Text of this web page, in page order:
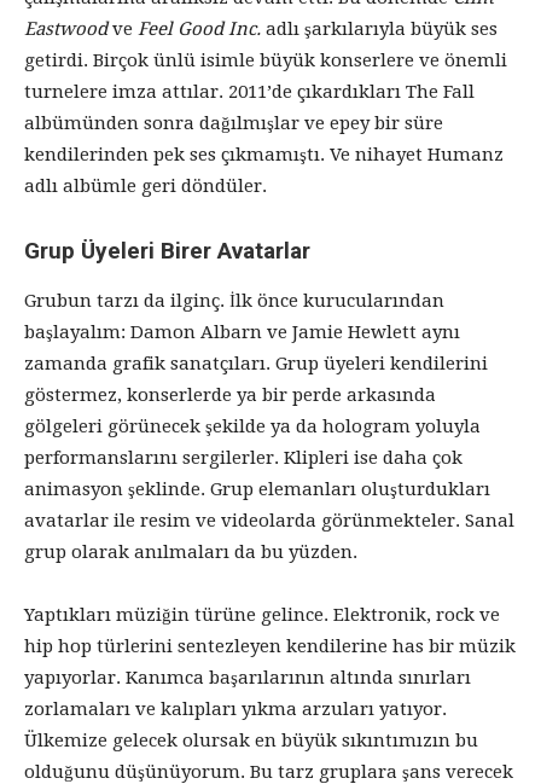
Eastwoodve Feel Good Inc. adlı şarkılarıyla büyük ses
getirdi. Birçok ünlü isimle büyük konserlere ve önemli
turnelere imza attılar. 2011’de çıkardıkları The Fall
albümünden sonra dağılmışlar ve epey bir süre
kendilerinden pek ses çıkmamıştı. Ve nihayet Humanz
adlı albümle geri döndüler.
Grup Üyeleri Birer Avatarlar
Grubun tarzı da ilginç. İlk önce kurucularından
başlayalım: Damon Albarn ve Jamie Hewlett aynı
zamanda grafik sanatçıları. Grup üyeleri kendilerini
göstermez, konserlerde ya bir perde arkasında
gölgeleri görünecek şekilde ya da hologram yoluyla
performanslarını sergilerler. Klipleri ise daha çok
animasyon şeklinde. Grup elemanları oluşturdukları
avatarlar ile resim ve videolarda görünmekteler. Sanal
grup olarak anılmaları da bu yüzden.
Yaptıkları müziğin türüne gelince. Elektronik, rock ve
hip hop türlerini sentezleyen kendilerine has bir müzik
yapıyorlar. Kanımca başarılarının altında sınırları
zorlamaları ve kalıpları yıkma arzuları yatıyor.
Ülkemize gelecek olursak en büyük sıkıntımızın bu
olduğunu düşünüyorum. Bu tarz gruplara şans verecek